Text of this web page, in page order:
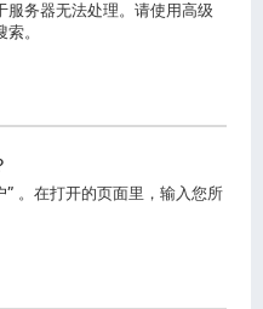
服务器无法处理。请使用高级
。
” 。在打开的页面里，输入您所